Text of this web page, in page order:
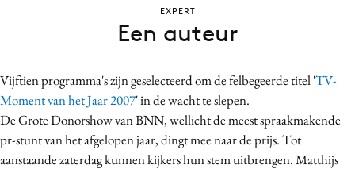
Contentmarketing
Craft
Customer Experience
Data & Insights
Vijftien programma's zijn geselecteerd om de felbegeerde titel 'TV-
Moment van het Jaar 2007' in de wacht te slepen.
De Grote Donorshow van BNN, wellicht de meest spraakmakende
pr-stunt van het afgelopen jaar, dingt mee naar de prijs. Tot
aanstaande zaterdag kunnen kijkers hun stem uitbrengen. Matthijs
EXPERT
Een auteur